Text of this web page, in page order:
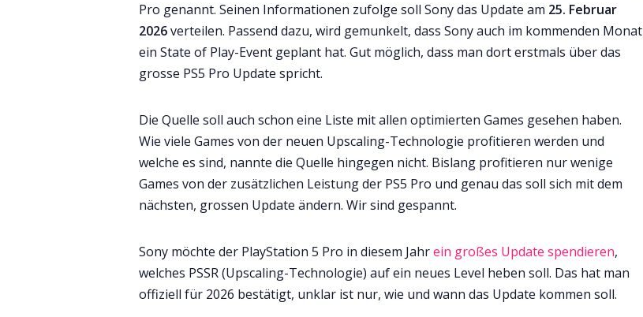
Pro genannt. Seinen Informationen zufolge soll Sony das Update am 25. Februar
2026verteilen. Passend dazu, wird gemunkelt, dass Sony auch im kommenden Monat
ein State of Play-Event geplant hat. Gut möglich, dass man dort erstmals über das
grosse PS5 Pro Update spricht.
Die Quelle soll auch schon eine Liste mit allen optimierten Games gesehen haben.
Wie viele Games von der neuen Upscaling-Technologie profitieren werden und
welche es sind, nannte die Quelle hingegen nicht. Bislang profitieren nur wenige
Games von der zusätzlichen Leistung der PS5 Pro und genau das soll sich mit dem
nächsten, grossen Update ändern. Wir sind gespannt.
Sony möchte der PlayStation 5 Pro in diesem Jahrein großes Update spendieren,
welches PSSR (Upscaling-Technologie) auf ein neues Level heben soll. Das hat man
offiziell für 2026 bestätigt, unklar ist nur, wie und wann das Update kommen soll.